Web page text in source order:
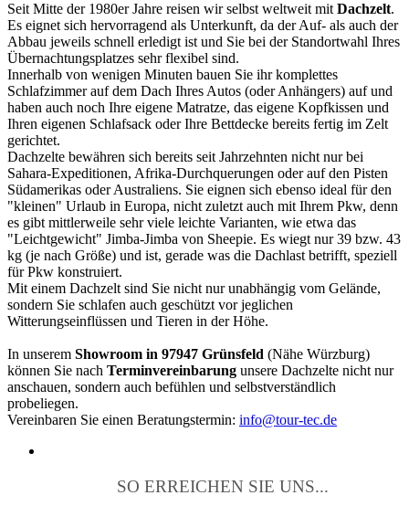
Seit Mitte der 1980er Jahre reisen wir selbst weltweit mit Dachzelt.
Es eignet sich hervorragend als Unterkunft, da der Auf- als auch der
Abbau jeweils schnell erledigt ist und Sie bei der Standortwahl Ihres
Übernachtungsplatzes sehr flexibel sind.
Innerhalb von wenigen Minuten bauen Sie ihr komplettes
Schlafzimmer auf dem Dach Ihres Autos (oder Anhängers) auf und
haben auch noch Ihre eigene Matratze, das eigene Kopfkissen und
Ihren eigenen Schlafsack oder Ihre Bettdecke bereits fertig im Zelt
gerichtet.
Dachzelte bewähren sich bereits seit Jahrzehnten nicht nur bei
Sahara-Expeditionen, Afrika-Durchquerungen oder auf den Pisten
Südamerikas oder Australiens. Sie eignen sich ebenso ideal für den
"kleinen" Urlaub in Europa, nicht zuletzt auch mit Ihrem Pkw, denn
es gibt mittlerweile sehr viele leichte Varianten, wie etwa das
"Leichtgewicht" Jimba-Jimba von Sheepie. Es wiegt nur 39 bzw. 43
kg (je nach Größe) und ist, gerade was die Dachlast betrifft, speziell
für Pkw konstruiert.
Mit einem Dachzelt sind Sie nicht nur unabhängig vom Gelände,
sondern Sie schlafen auch geschützt vor jeglichen
Witterungseinflüssen und Tieren in der Höhe.
In unserem Showroom in 97947 Grünsfeld (Nähe Würzburg)
können Sie nach Terminvereinbarung unsere Dachzelte nicht nur
anschauen, sondern auch befühlen und selbstverständlich
probeliegen.
Vereinbaren Sie einen Beratungstermin: info@tour-tec.de
SO ERREICHEN SIE UNS...